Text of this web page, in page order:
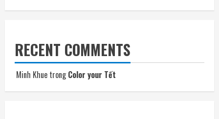
RECENT COMMENTS
Minh Khue trongColor your Tết